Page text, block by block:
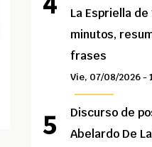
La Espriella de
minutos,
frases
Vie, 07/08/2026 -
Discurso de
Abelardo De